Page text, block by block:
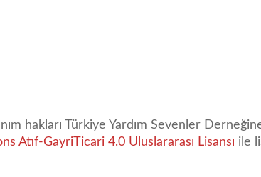
hakları Türkiye Yardım Sevenler
Atıf-GayriTicari 4.0 Uluslararası Lisansı ile